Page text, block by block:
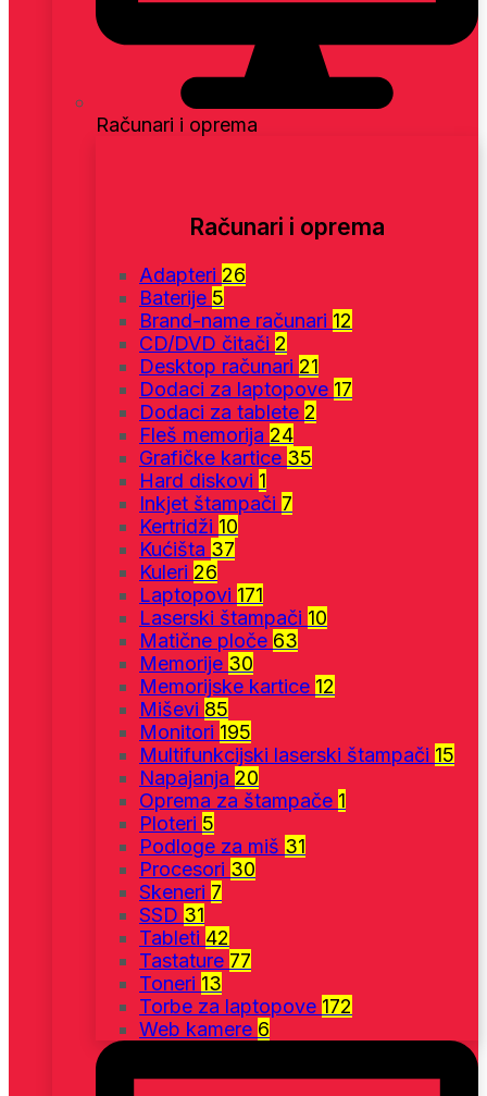
Računari i oprema
Računari i oprema
Adapteri 26
Baterije 5
Brand-name računari 12
CD/DVD čitači 2
Desktop računari 21
Dodaci za laptopove 17
Dodaci za tablete 2
Fleš memorija 24
Grafičke kartice 35
Hard diskovi 1
Inkjet štampači 7
Kertridži 10
Kućišta 37
Kuleri 26
Laptopovi 171
Laserski štampači 10
Matične ploče 63
Memorije 30
Memorijske kartice 12
Miševi 85
Monitori 195
Multifunkcijski laserski štampači 15
Napajanja 20
Oprema za štampače 1
Ploteri 5
Podloge za miš 31
Procesori 30
Skeneri 7
SSD 31
Tableti 42
Tastature 77
Toneri 13
Torbe za laptopove 172
Web kamere 6